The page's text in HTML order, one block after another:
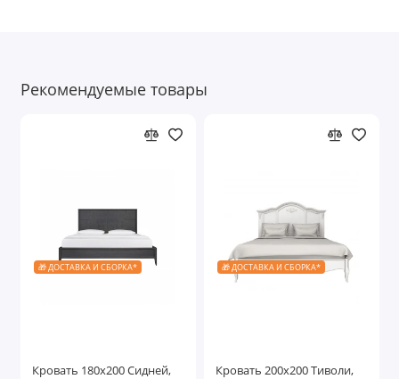
Рекомендуемые товары
🎁 ДОСТАВКА И СБОРКА*
Кровать 180x200 Сидней,
🎁 ДОСТАВКА И СБОРКА*
Кровать 200x200 Тиволи,